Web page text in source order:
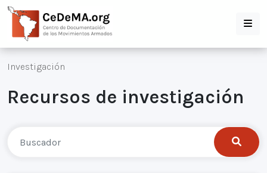
Investigación
Recursos de investigación